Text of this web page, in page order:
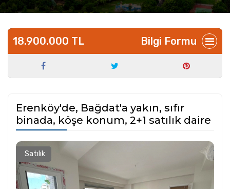
SATILIK
MÜŞTERİLERİMİZ
18.900.000 TL Bilgi Formu
Erenköy'de, Bağdat'a yakın, sıfır
binada, köşe konum, 2+1 satılık daire
Satılık